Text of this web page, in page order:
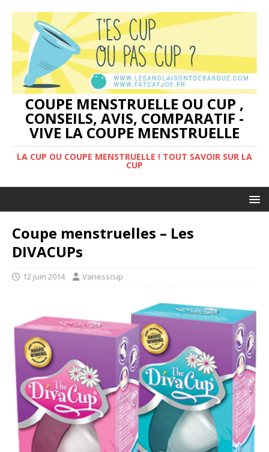
COUPE MENSTRUELLE OU CUP ,
CONSEILS, AVIS, COMPARATIF -
VIVE LA COUPE MENSTRUELLE
LA CUP OU COUPE MENSTRUELLE ! TOUT SAVOIR SUR LA
CUP
Coupe menstruelles – Les
DIVACUPs
12 juin 2014 Vanesscup